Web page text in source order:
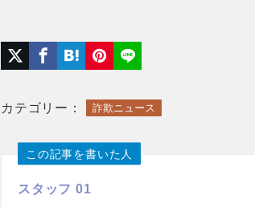
カテゴリー： 詐欺ニュース
この記事を書いた人
スタッフ 01